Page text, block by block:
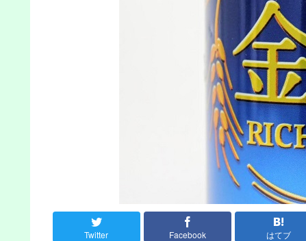
Twitter Facebook はてブ